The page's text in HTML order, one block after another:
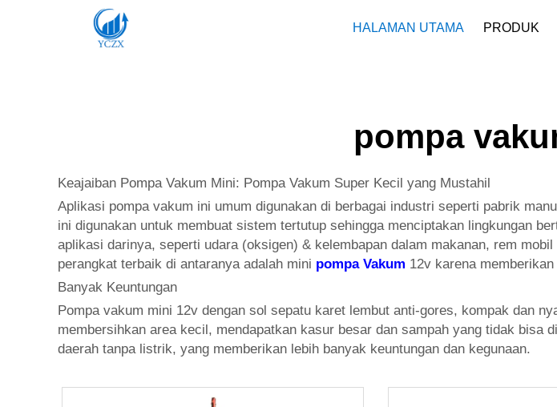
HALAMAN UTAMA PRODUK
pompa
Keajaiban Pompa Vakum Mini: Pompa Vakum Super Kecil yang Mustahil
Aplikasi pompa vakum ini umum digunakan di berbagai industri seperti pabrik
ini digunakan untuk membuat sistem tertutup sehingga menciptakan lingkungan
aplikasi darinya, seperti udara (oksigen) & kelembapan dalam makanan, rem
perangkat terbaik di antaranya adalah mini pompa Vakum 12v karena
Banyak Keuntungan
Pompa vakum mini 12v dengan sol sepatu karet lembut anti-gores, kompak dan
membersihkan area kecil, mendapatkan kasur besar dan sampah yang tidak bisa
daerah tanpa listrik, yang memberikan lebih banyak keuntungan dan kegunaan.